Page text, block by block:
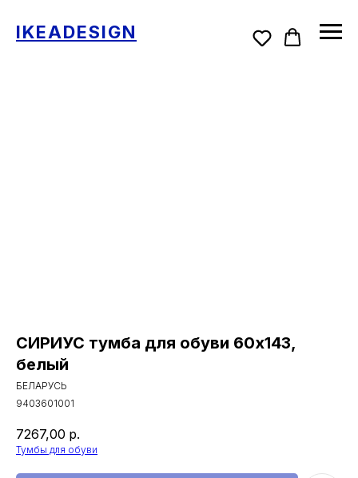
IKEADESIGN
СИРИУС тумба для обуви 60х143,
белый
БЕЛАРУСЬ
9403601001
7267,00 р.
Тумбы для обуви